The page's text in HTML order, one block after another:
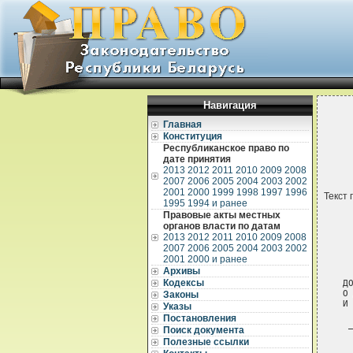
Навигация
Главная
Конституция
Республиканское право по
дате принятия
2013 2012 2011 2010 2009 2008
2007 2006 2005 2004 2003 2002
2001 2000 1999 1998 1997 1996
1995 1994 и ранее
Правовые акты местных
органов власти по датам
2013 2012 2011 2010 2009 2008
2007 2006 2005 2004 2003 2002
2001 2000 и ранее
Архивы
Кодексы
Законы
Указы
Постановления
Поиск документа
Полезные ссылки
Текст
ДОГОВОР
О ДРУЖБЕ И СОТРУДНИЧЕСТВЕ МЕЖДУ РЕСПУБЛИКОЙ БЕЛАРУСЬ
И РЕСПУБЛИКОЙ АРМЕНИЯ *)

 _____________________________
     *) Вступил в силу 14 марта 2002 г.

     Республика    Беларусь  и  Республика  Армения,  в   дальнейшем
именуемые Высокими Договаривающимися Сторонами,
     опираясь  на  существующие  связи,  дружественные  отношения  и
традиции взаимного уважения между их народами;
     убежденные  в  том,  что  дальнейшее  укрепление  дружественных
отношений  и  взаимовыгодного  сотрудничества  между  ними  отвечает
интересам  народов  обоих  государств  и  будет  наилучшим   образом
содействовать их всестороннему развитию и процветанию,
     считая, что исторические судьбы и благополучие обоих государств
неразрывно  связаны  с укреплением мира, безопасности и стабильности
как в Европе, так и во всем мире,
     желая   развивать  отношения  в  политической,   экономической,
культурной  и  других  областях в целях углубления взаимопонимания и
доверия между ними,
     стремясь  к  сотрудничеству  в  рамках  Содружества Независимых
Государств    и   исполненные  решимости  соблюдать   обязательства,
содержащиеся в документах, подписанных обоими государствами в рамках
СНГ,  в  частности,  Договора  о коллективной безопасности от 15 мая
1992 года,
     подтверждая    свою    приверженность   общепризнанным   нормам
международного    права,   целям  и  принципам  Устава   Организации
Объединенных  Наций,  положениям Хельсинкского Заключительного Акта,
Парижской хартии для новой Европы и других документов Организации по
безопасности и сотрудничеству в Европе,
     договорились о нижеследующем:

                              Статья 1

     Высокие  Договаривающиеся  Стороны основывают свои отношения на
взаимном  уважении,  доверии  и  согласии,  руководствуясь  при этом
принципами  уважения  государственного  суверенитета,  равноправия и
невмешательства во внутренние дела друг друга, неприменения силы или
угрозы силой, включая экономические и иные способы давления, мирного
урегулирования  споров,  соблюдения прав человека и основных свобод,
добросовестного  выполнения  обязательств по международному праву, а
также  иными  общепризнанными  принципами  и  нормами международного
права.

                              Статья 2

     Высокие    Договаривающиеся    Стороны